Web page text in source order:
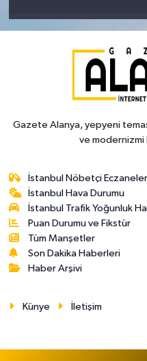
Gazete Alanya, yepyeni
ve modernizmi
İstanbul Nöbetçi Eczaneler
İstanbul Hava Durumu
İstanbul Trafik Yoğunluk
Puan Durumu ve Fikstür
Tüm Manşetler
Son Dakika Haberleri
Haber Arşivi
Künye İletişim